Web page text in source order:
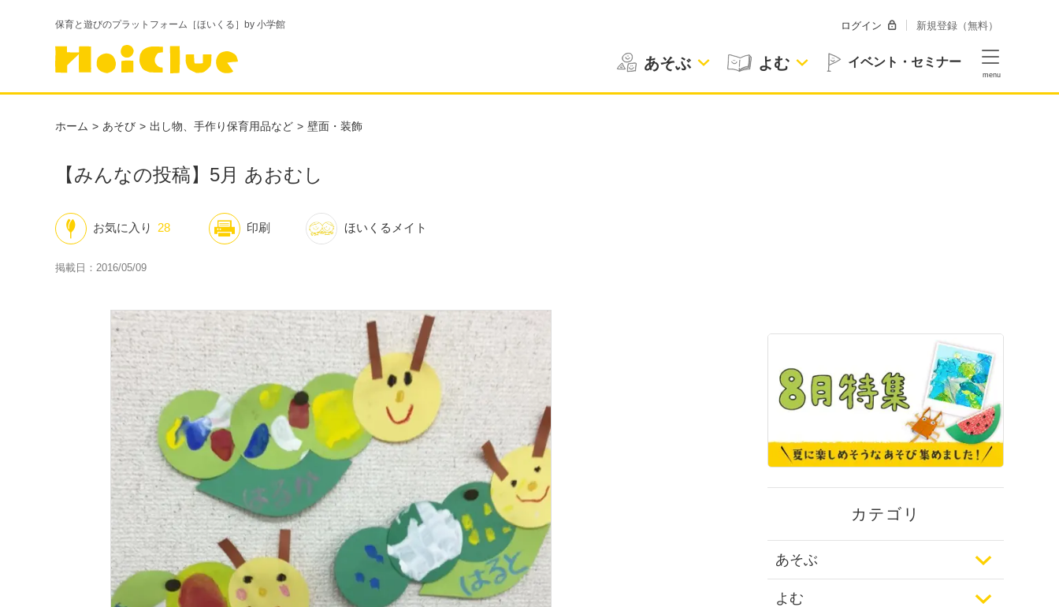
保育と遊びのプラットフォーム［ほいくる］by 小学館
あそぶ よむ イベント・セミナー
ログイン 新規登録（無料）
ホーム あそび 出し物、手作り保育用品など 壁面・装飾
【みんなの投稿】5月 あおむし
ほいくるメイト
お気に入り 28 印刷
掲載日：2016/05/09
カテゴリ
あそぶ
よむ